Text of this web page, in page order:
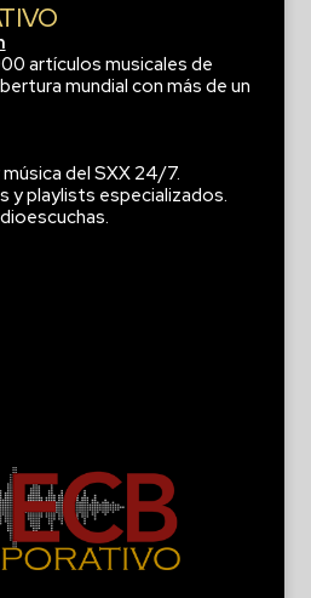
artículos musicales de
mundial con más de un
del SXX 24/7.
y playlists especializados.